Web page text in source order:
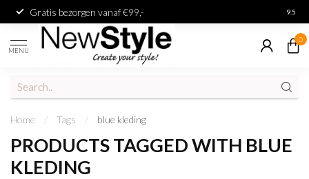
Gratis bezorgen vanaf €99,- 9.5
MENU
0
Home / Tags / blue kleding
PRODUCTS TAGGED WITH BLUE
KLEDING